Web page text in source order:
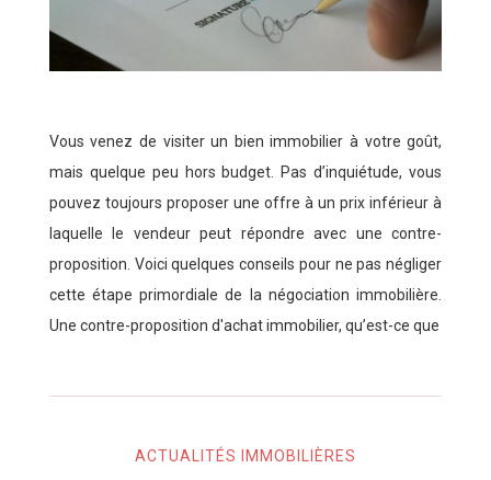
Vous venez de visiter un bien immobilier à votre goût,
mais quelque peu hors budget. Pas d’inquiétude, vous
pouvez toujours proposer une offre à un prix inférieur à
laquelle le vendeur peut répondre avec une contre-
proposition. Voici quelques conseils pour ne pas négliger
cette étape primordiale de la négociation immobilière.
Une contre-proposition d'achat immobilier, qu’est-ce que
ACTUALITÉS IMMOBILIÈRES